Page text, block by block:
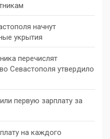
начнут
укрытия
перечислят
Севастополя утвердило
первую зарплату за
на каждого